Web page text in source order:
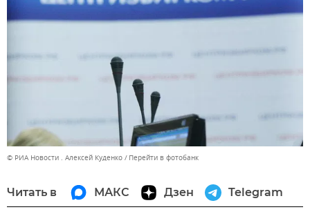
© РИА Новости . Алексей Куденко Перейти в фотобанк
Читать в МАКС Дзен Telegram